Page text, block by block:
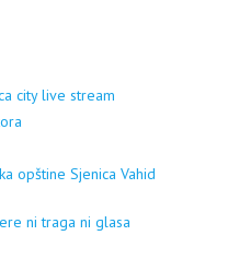
city live stream
opštine Sjenica Vahid
ni traga ni glasa